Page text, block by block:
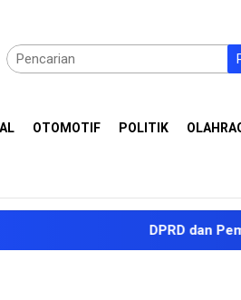
OTOMOTIF POLITIK
DPRD dan Pemkab Halut